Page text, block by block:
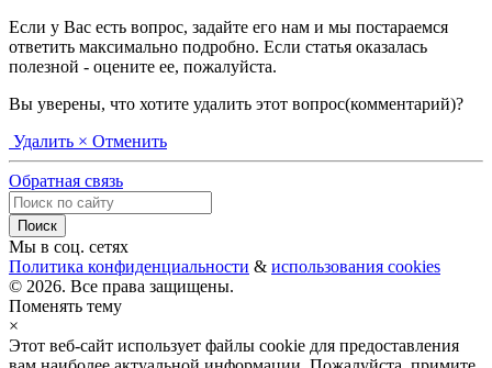
Если у Вас есть вопрос, задайте его нам и мы постараемся
ответить максимально подробно. Если статья оказалась
полезной - оцените ее, пожалуйста.
Вы уверены, что хотите удалить этот вопрос(комментарий)?
Удалить × Отменить
Обратная связь
Мы в соц. сетях
Политика конфиденциальности & использования cookies
© 2026. Все права защищены.
Поменять тему
×
Этот веб-сайт использует файлы cookie для предоставления